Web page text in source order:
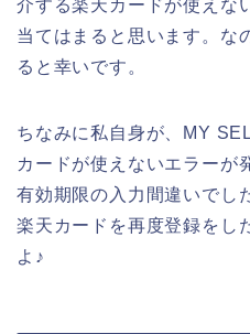
介する楽天カードが使えな
当てはまると思います。な
ると幸いです。
ちなみに私自身が、MY
カードが使えないエラーが
有効期限の入力間違いでし
楽天カードを再度登録をし
よ♪